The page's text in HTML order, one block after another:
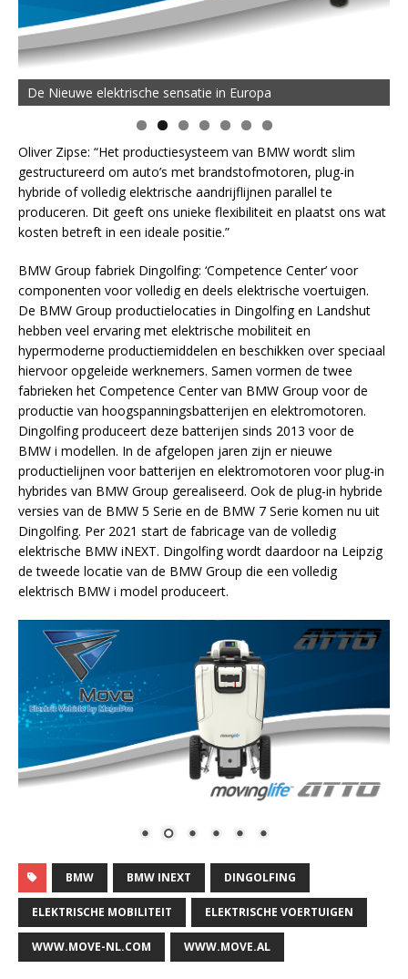
De Nieuwe elektrische sensatie in Europa
Oliver Zipse: “Het productiesysteem van BMW wordt slim
gestructureerd om auto’s met brandstofmotoren, plug-in
hybride of volledig elektrische aandrijflijnen parallel te
produceren. Dit geeft ons unieke flexibiliteit en plaatst ons wat
kosten betreft in een ideale positie.”
BMW Group fabriek Dingolfing: ‘Competence Center’ voor
componenten voor volledig en deels elektrische voertuigen.
De BMW Group productielocaties in Dingolfing en Landshut
hebben veel ervaring met elektrische mobiliteit en
hypermoderne productiemiddelen en beschikken over speciaal
hiervoor opgeleide werknemers. Samen vormen de twee
fabrieken het Competence Center van BMW Group voor de
productie van hoogspanningsbatterijen en elektromotoren.
Dingolfing produceert deze batterijen sinds 2013 voor de
BMW i modellen. In de afgelopen jaren zijn er nieuwe
productielijnen voor batterijen en elektromotoren voor plug-in
hybrides van BMW Group gerealiseerd. Ook de plug-in hybride
versies van de BMW 5 Serie en de BMW 7 Serie komen nu uit
Dingolfing. Per 2021 start de fabricage van de volledig
elektrische BMW iNEXT. Dingolfing wordt daardoor na Leipzig
de tweede locatie van de BMW Group die een volledig
elektrisch BMW i model produceert.
BMW BMW INEXT DINGOLFING
ELEKTRISCHE MOBILITEIT ELEKTRISCHE VOERTUIGEN
WWW.MOVE-NL.COM WWW.MOVE.AL